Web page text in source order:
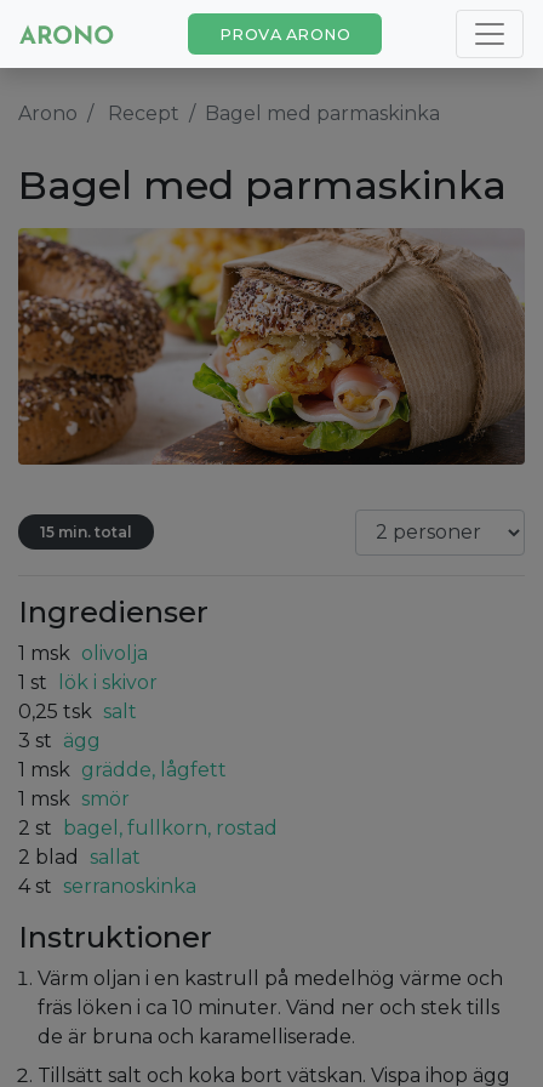
PROVA ARONO
Arono Recept Bagel med parmaskinka
Bagel med parmaskinka
15 min. total
Ingredienser
1 msk olivolja
1 st
lök i skivor
0,25 tsk salt
3 st ägg
1 msk grädde, lågfett
1 msk smör
2 st
bagel, fullkorn, rostad
2 blad
sallat
4 st serranoskinka
Instruktioner
Värm oljan i en kastrull på medelhög värme och
fräs löken i ca 10 minuter. Vänd ner och stek tills
de är bruna och karamelliserade.
Tillsätt salt och koka bort vätskan. Vispa ihop ägg